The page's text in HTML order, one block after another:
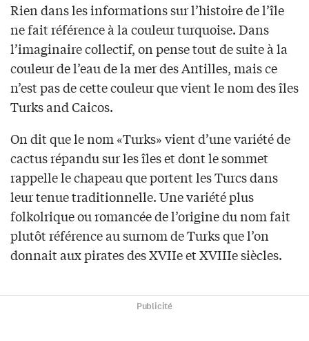
Rien dans les informations sur l’histoire de l’île
ne fait référence à la couleur turquoise. Dans
l’imaginaire collectif, on pense tout de suite à la
couleur de l’eau de la mer des Antilles, mais ce
n’est pas de cette couleur que vient le nom des îles
Turks and Caicos.
On dit que le nom «Turks» vient d’une variété de
cactus répandu sur les îles et dont le sommet
rappelle le chapeau que portent les Turcs dans
leur tenue traditionnelle. Une variété plus
folkolrique ou romancée de l’origine du nom fait
plutôt référence au surnom de Turks que l’on
donnait aux pirates des XVIIe et XVIIIe siècles.
Publicité